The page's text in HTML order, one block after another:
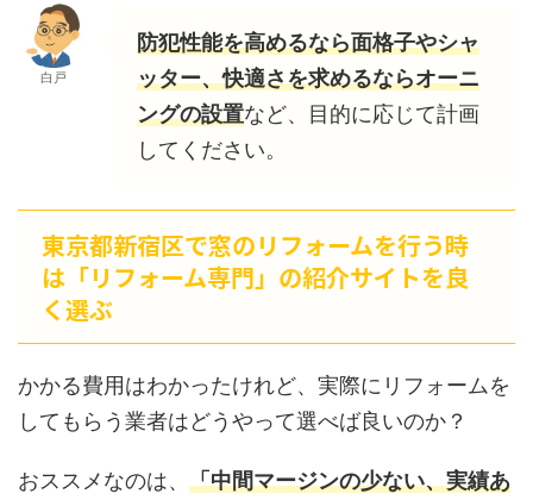
白戸
防犯性能を高めるなら面格子やシャ
ッター、快適さを求めるならオーニ
ングの設置など、目的に応じて計画
してください。
東京都新宿区で窓のリフォームを行う時
は「リフォーム専門」の紹介サイトを良
く選ぶ
かかる費用はわかったけれど、実際にリフォームを
してもらう業者はどうやって選べば良いのか？
おススメなのは、 「中間マージンの少ない、実績あ